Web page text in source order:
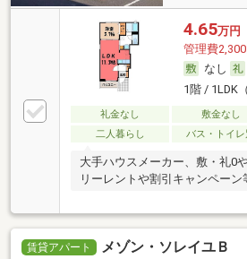
4.65万円
管理費2,300
なし
1階 / 1LDK
礼金なし 敷金なし
二人暮らし
バス・トイレ
大手ハウスメーカー、敷・礼0
リーレントや割引キャンペーン
賃貸アパート メゾン・ソレイユＢ